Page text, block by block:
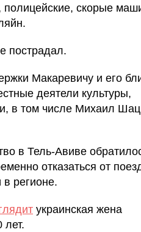
скорые
пострадал.
Макаревичу и его
деятели культуры,
в том числе Михаил
в Тель-Авиве
отказаться от
в регионе.
украинская жена
лет.